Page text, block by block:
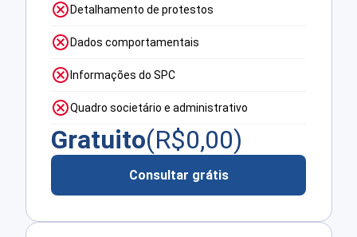
Detalhamento de protestos
Dados comportamentais
Informações do SPC
Quadro societário e administrativo
Gratuito(R$0,00)
Consultar grátis